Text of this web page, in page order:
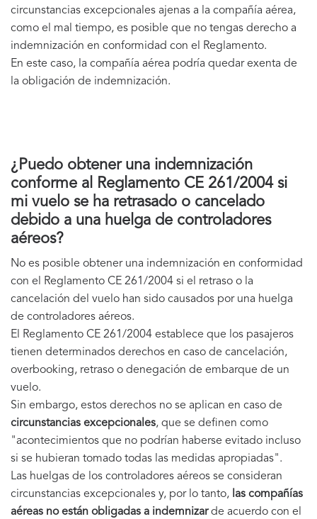
circunstancias excepcionales ajenas a la compañía aérea,
como el mal tiempo, es posible que no tengas derecho a
indemnización en conformidad con el Reglamento.
En este caso, la compañía aérea podría quedar exenta de
la obligación de indemnización.
¿Puedo obtener una indemnización
conforme al Reglamento CE 261/2004 si
mi vuelo se ha retrasado o cancelado
debido a una huelga de controladores
aéreos?
No es posible obtener una indemnización en conformidad
con el Reglamento CE 261/2004 si el retraso o la
cancelación del vuelo han sido causados por una huelga
de controladores aéreos.
El Reglamento CE 261/2004 establece que los pasajeros
tienen determinados derechos en caso de cancelación,
overbooking, retraso o denegación de embarque de un
vuelo.
Sin embargo, estos derechos no se aplican en caso de
circunstancias excepcionales, que se definen como
"acontecimientos que no podrían haberse evitado incluso
si se hubieran tomado todas las medidas apropiadas".
Las huelgas de los controladores aéreos se consideran
circunstancias excepcionales y, por lo tanto, las compañías
aéreas no están obligadas a indemnizarde acuerdo con el